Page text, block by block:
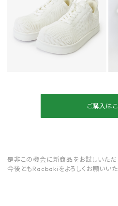
ご購入は
是非この機会に新商品をお試しいただ
今後ともRacbakiをよろしくお願いいた